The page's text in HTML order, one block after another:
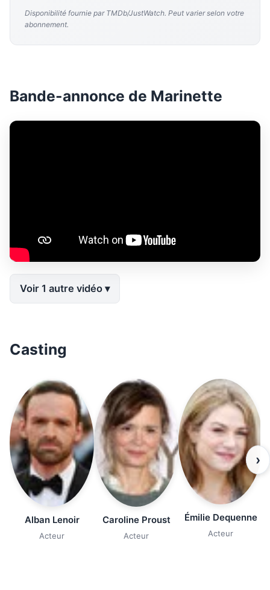
Disponibilité fournie par TMDb/JustWatch. Peut varier selon votre
abonnement.
Bande-annonce de Marinette
Voir 1 autre vidéo
Casting
Alban Lenoir
Acteur
Caroline Proust
Acteur
Émilie Dequenne
Acteur
›